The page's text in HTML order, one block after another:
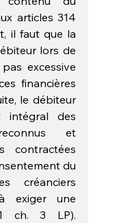
articles 314
il faut que la
lors de
excessive
financières
le débiteur
intégral des
et
contractées
du
créanciers
exiger une
ch. 3 LP).